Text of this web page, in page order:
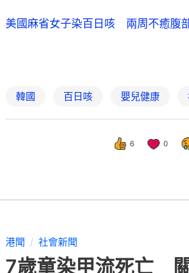
美國麻省女子染百日咳 兩周不癒腹
韓國 百日咳 嬰兒健康
6 0
港聞 社會新聞
7歲童染甲流死亡